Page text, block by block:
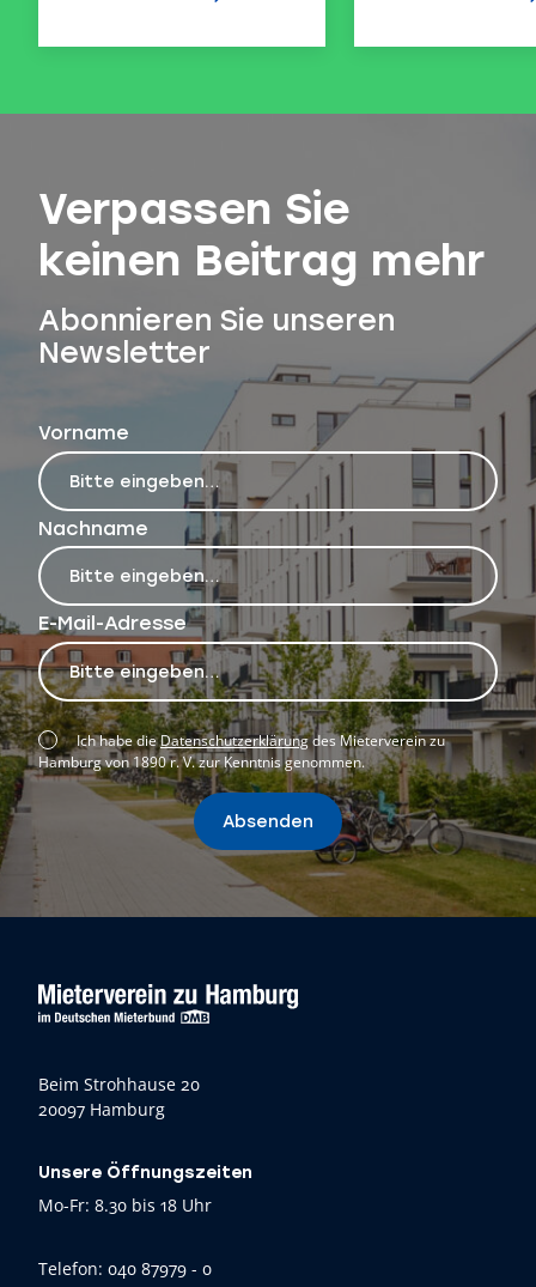
Verpassen Sie
keinen Beitrag mehr
Abonnieren Sie unseren
Newsletter
Vorname
Nachname
E-Mail-Adresse
Ich habe dieDatenschutzerklärungdes Mieterverein zu
Hamburg von 1890 r. V. zur Kenntnis genommen.
Absenden
Beim Strohhause 20
20097 Hamburg
Unsere Öffnungszeiten
Mo-Fr: 8.30 bis 18 Uhr
Telefon: 040 87979 - 0